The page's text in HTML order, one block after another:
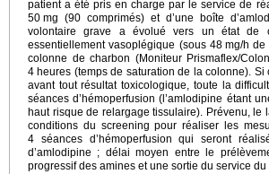
patient a été pris en charge par le service de
50 mg (90 comprimés) et d’une boîte
volontaire grave a évolué vers un état de
essentiellement vasoplégique (sous 48 mg/h de
colonne de charbon (Moniteur Prismaflex/
4 heures (temps de saturation de la colonne).
avant tout résultat toxicologique, toute la
séances d’hémoperfusion (l’amlodipine étant
haut risque de relargage tissulaire). Prévenu, le
conditions du screening pour réaliser les
4 séances d’hémoperfusion qui seront
d’amlodipine ; délai moyen entre le
progressif des amines et une sortie du service du